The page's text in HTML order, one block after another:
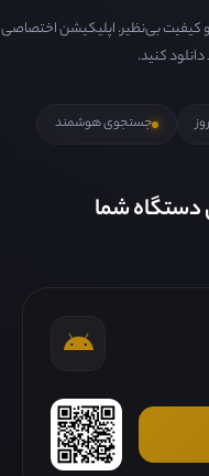
و کیفیت بی‌نظیر. اپلیکیشن اختصاصی
دانلود کنید.
جستجوی هوشمند
دستگاه شما